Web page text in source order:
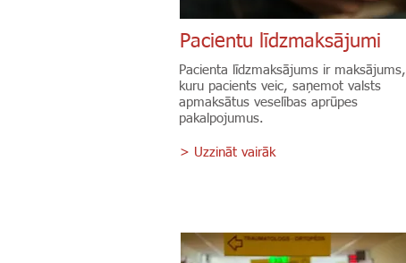
Pacientu līdzmaksājumi
Pacienta līdzmaksājums ir maksājums,
kuru pacients veic, saņemot valsts
apmaksātus veselības aprūpes
pakalpojumus.
> Uzzināt vairāk